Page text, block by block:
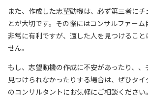
また、作成した志望動機は、必ず第三者にチ
とが大切です。その際にはコンサルファーム
非常に有利ですが、適した人を見つけること
せん。
もし、志望動機の作成に不安があったり、
見つけられなかったりする場合は、ぜひタ
のコンサルタントにお気軽にご相談ください。